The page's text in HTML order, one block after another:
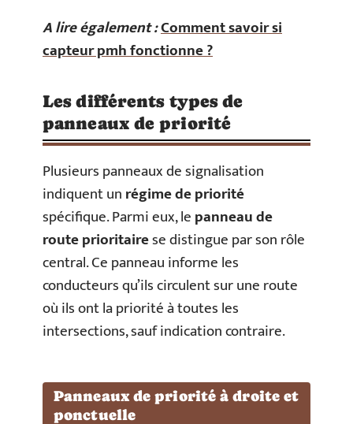
A lire également :Comment savoir si
capteur pmh fonctionne ?
Les différents types de
panneaux de priorité
Plusieurs panneaux de signalisation
indiquent unrégime de priorité
spécifique. Parmi eux, lepanneau de
route prioritairese distingue par son rôle
central. Ce panneau informe les
conducteurs qu’ils circulent sur une route
où ils ont la priorité à toutes les
intersections, sauf indication contraire.
Panneaux de priorité à droite et
ponctuelle